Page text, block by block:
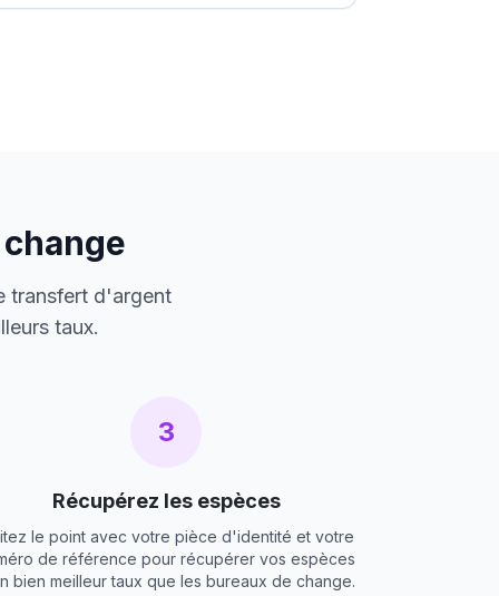
transfert d'argent
taux.
3
Récupérez les espèces
le point avec votre pièce d'identité et votre
de référence pour récupérer vos espèces
bien meilleur taux que les bureaux de change.